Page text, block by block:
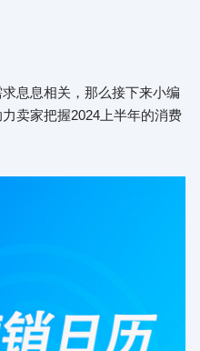
息息相关，那么接下来小编
卖家把握2024上半年的消费